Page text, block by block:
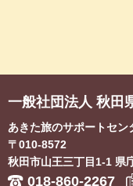
一般社団法人 秋田
あきた旅のサポートセ
〒010-8572
秋田市山王三丁目1-1 県
018-860-2267